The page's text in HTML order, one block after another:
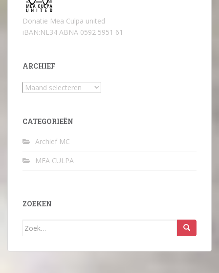
Donatie Mea Culpa united
iBAN:NL34 ABNA 0592 5951 61
ARCHIEF
Archief
CATEGORIEËN
Archief MC
MEA CULPA
ZOEKEN
Zoek